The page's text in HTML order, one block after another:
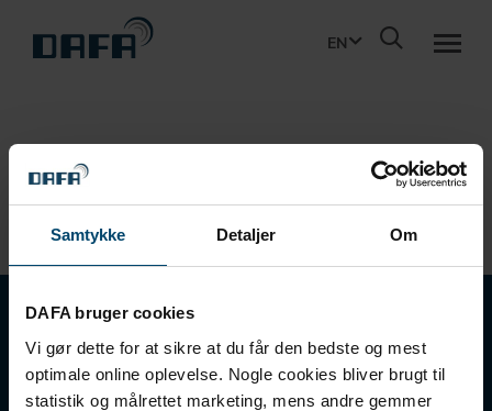
Samtykke Detaljer Om
DAFA bruger cookies
Vi gør dette for at sikre at du får den bedste og mest
optimale online oplevelse. Nogle cookies bliver brugt til
statistik og målrettet marketing, mens andre gemmer
EN
DAFA BUILDING SOLUTIONS
A/S
SUSTAINABILITY
CONTACT